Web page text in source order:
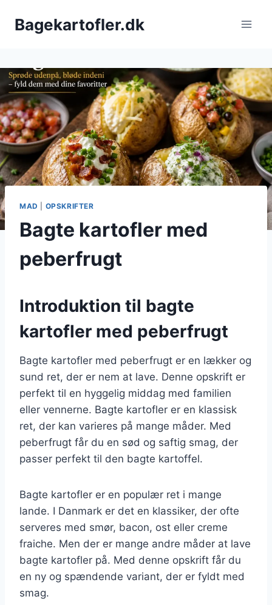
Bagekartofler.dk
MAD OPSKRIFTER
Bagte kartofler med
peberfrugt
Introduktion til bagte
kartofler med peberfrugt
Bagte kartofler med peberfrugt er en lækker og
sund ret, der er nem at lave. Denne opskrift er
perfekt til en hyggelig middag med familien
eller vennerne. Bagte kartofler er en klassisk
ret, der kan varieres på mange måder. Med
peberfrugt får du en sød og saftig smag, der
passer perfekt til den bagte kartoffel.
Bagte kartofler er en populær ret i mange
lande. I Danmark er det en klassiker, der ofte
serveres med smør, bacon, ost eller creme
fraiche. Men der er mange andre måder at lave
bagte kartofler på. Med denne opskrift får du
en ny og spændende variant, der er fyldt med
smag.